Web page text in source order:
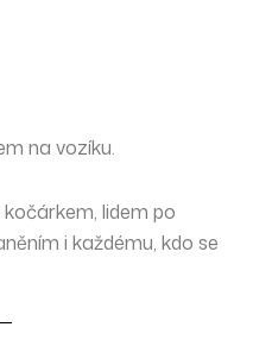
na vozíku.
lidem po
i každému, kdo se